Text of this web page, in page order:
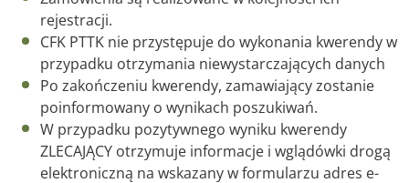
rejestracji.
CFK PTTK nie przystępuje do wykonania kwerendy w
przypadku otrzymania niewystarczających danych
Po zakończeniu kwerendy, zamawiający zostanie
poinformowany o wynikach poszukiwań.
W przypadku pozytywnego wyniku kwerendy
ZLECAJĄCY otrzymuje informacje i wglądówki drogą
elektroniczną na wskazany w formularzu adres e-